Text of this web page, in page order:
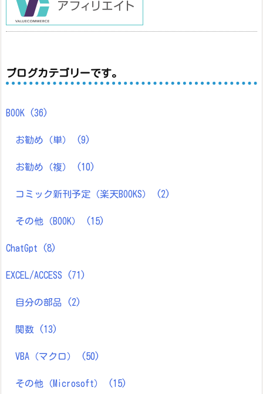
ブログカテゴリーです。
BOOK (36)
お勧め（単） (9)
お勧め（複） (10)
コミック新刊予定（楽天BOOKS） (2)
その他（BOOK） (15)
ChatGpt (8)
EXCEL/ACCESS (71)
自分の部品 (2)
関数 (13)
VBA（マクロ） (50)
その他（Microsoft） (15)